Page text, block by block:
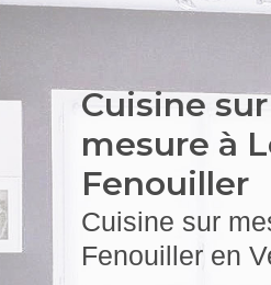
Cuisine sur
mesure à
Fenouiller
Cuisine sur
Fenouiller en